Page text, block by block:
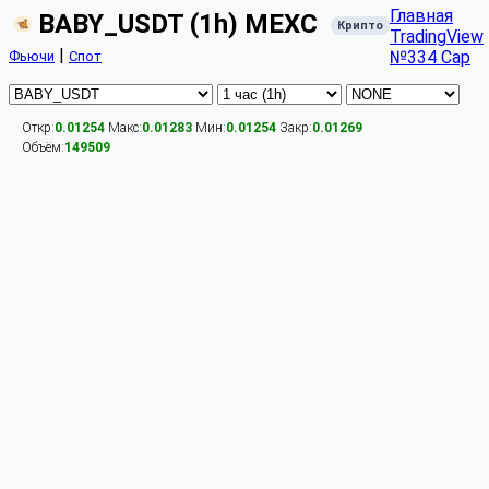
BABY_USDT (1h) MEXC Крипто
Фьючи | Спот
Главная
TradingView
№334 Cap
Откр:0.01254 Макс:0.01283 Мин:0.01254 Закр:0.01269
Объём:149509